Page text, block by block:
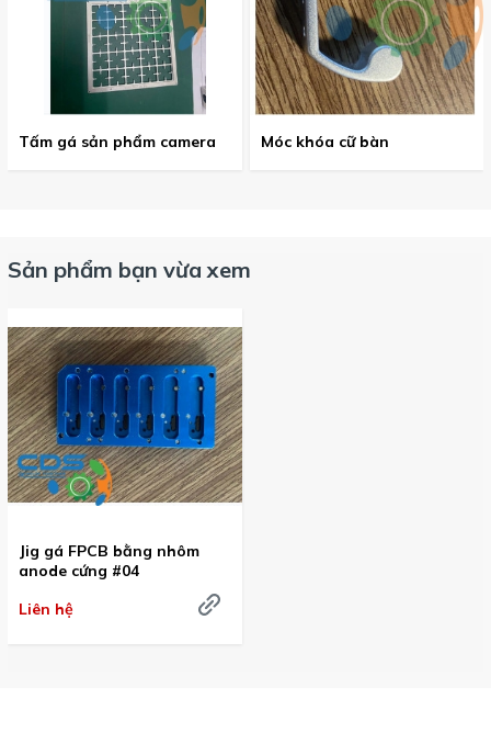
Tấm gá sản phẩm camera Móc khóa cữ bàn
Sản phẩm bạn vừa xem
Jig gá FPCB bằng nhôm
anode cứng #04
Liên hệ